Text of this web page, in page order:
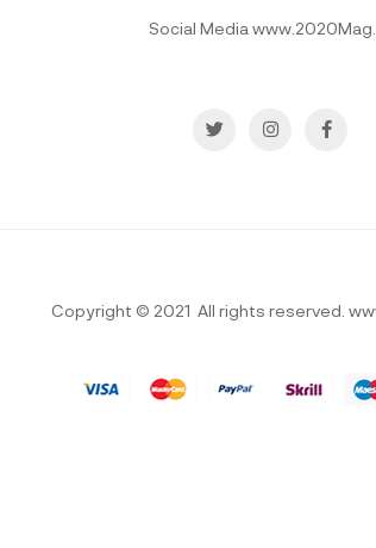
Social Media
Copyright © 2021 All rights reserved.